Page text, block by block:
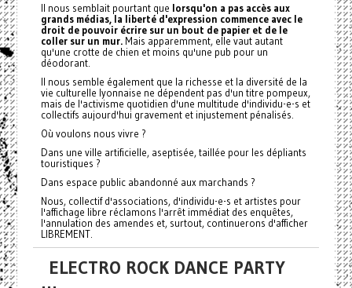
Il nous semblait pourtant que lorsqu'on a pas accès aux
grands médias, la liberté d'expression commence avec le
droit de pouvoir écrire sur un bout de papier et de le
coller sur un mur.Mais apparemment, elle vaut autant
qu'une crotte de chien et moins qu'une pub pour un
déodorant.
Il nous semble également que la richesse et la diversité de la
vie culturelle lyonnaise ne dépendent pas d'un titre pompeux,
mais de l'activisme quotidien d'une multitude d'individu-e-s et
collectifs aujourd'hui gravement et injustement pénalisés.
Où voulons nous vivre ?
Dans une ville artificielle, aseptisée, taillée pour les dépliants
touristiques ?
Dans espace public abandonné aux marchands ?
Nous, collectif d'associations, d'individu-e-s et artistes pour
l'affichage libre réclamons l'arrêt immédiat des enquêtes,
l'annulation des amendes et, surtout, continuerons d'afficher
LIBREMENT.
ELECTRO ROCK DANCE PARTY